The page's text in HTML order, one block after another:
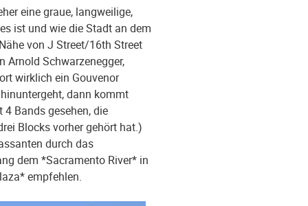
eine graue, langweilige,
ist und wie die Stadt an dem
von J Street/16th Street
Schwarzenegger,
wirklich ein Gouvenor
dann kommt
Bands gesehen, die
Blocks vorher gehört hat.)
durch das
dem *Sacramento River* in
empfehlen.